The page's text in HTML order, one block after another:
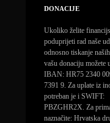
DONACIJE
Ukoliko želite
poduprijeti rad naše
odnosno tiskanje
vašu donaciju možete
IBAN: HR75 2340
7391 9. Za uplate iz
potreban je i SWIFT:
PBZGHR2X. Za
naznačite: Hrvatska